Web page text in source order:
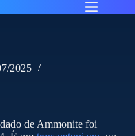
2025
de Ammonite foi